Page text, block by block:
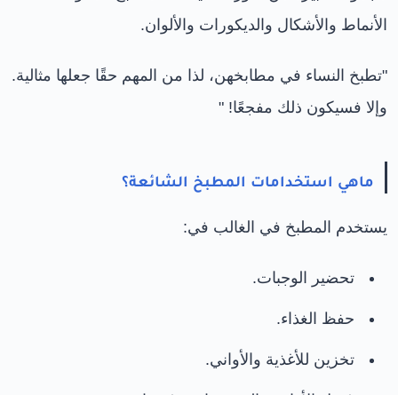
الأنماط والأشكال والديكورات والألوان.
"تطبخ النساء في مطابخهن، لذا من المهم حقًا جعلها مثالية.
وإلا فسيكون ذلك مفجعًا! "
ماهي استخدامات المطبخ الشائعة؟
يستخدم المطبخ في الغالب في:
تحضير الوجبات.
حفظ الغذاء.
تخزين للأغذية والأواني.